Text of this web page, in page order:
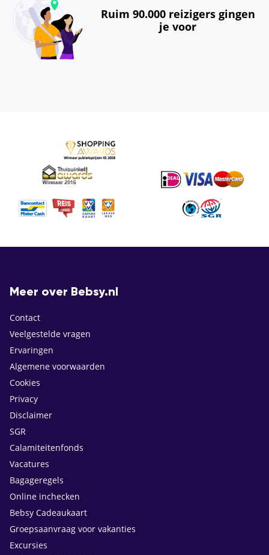
Ruim 90.000 reizigers gingen
je voor
Meer over Bebsy.nl
Contact
Veelgestelde vragen
Ervaringen
Algemene voorwaarden
Cookies
Privacy
Disclaimer
SGR
Calamiteitenfonds
Vacatures
Bagageregels
Online inchecken
Bebsy Cadeaukaart
Groepsaanvraag voor vakanties
Excursies